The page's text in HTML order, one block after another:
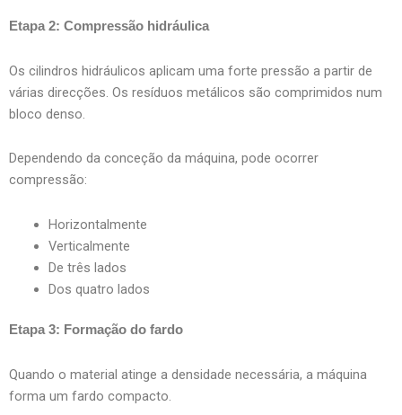
Etapa 2: Compressão hidráulica
Os cilindros hidráulicos aplicam uma forte pressão a partir de
várias direcções. Os resíduos metálicos são comprimidos num
bloco denso.
Dependendo da conceção da máquina, pode ocorrer
compressão:
Horizontalmente
Verticalmente
De três lados
Dos quatro lados
Etapa 3: Formação do fardo
Quando o material atinge a densidade necessária, a máquina
forma um fardo compacto.